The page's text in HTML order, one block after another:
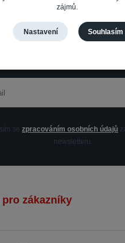
novinky,
sezpracováním osobních údajů
newsletteru.
zákazníky
zájmů.
Nastavení Souhlasím